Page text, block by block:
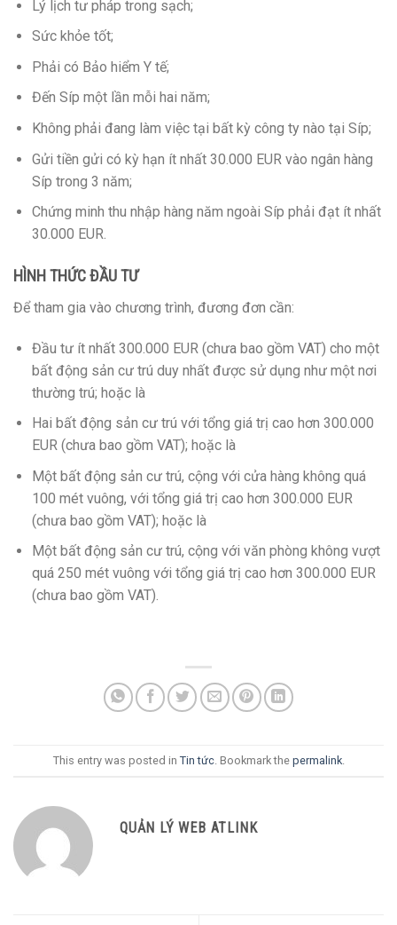
Lý lịch tư pháp trong sạch;
Sức khỏe tốt;
Phải có Bảo hiểm Y tế;
Đến Síp một lần mỗi hai năm;
Không phải đang làm việc tại bất kỳ công ty nào tại Síp;
Gửi tiền gửi có kỳ hạn ít nhất 30.000 EUR vào ngân hàng
Síp trong 3 năm;
Chứng minh thu nhập hàng năm ngoài Síp phải đạt ít nhất
30.000 EUR.
HÌNH THỨC ĐẦU TƯ
Để tham gia vào chương trình, đương đơn cần:
Đầu tư ít nhất 300.000 EUR (chưa bao gồm VAT) cho một
bất động sản cư trú duy nhất được sử dụng như một nơi
thường trú; hoặc là
Hai bất động sản cư trú với tổng giá trị cao hơn 300.000
EUR (chưa bao gồm VAT); hoặc là
Một bất động sản cư trú, cộng với cửa hàng không quá
100 mét vuông, với tổng giá trị cao hơn 300.000 EUR
(chưa bao gồm VAT); hoặc là
Một bất động sản cư trú, cộng với văn phòng không vượt
quá 250 mét vuông với tổng giá trị cao hơn 300.000 EUR
(chưa bao gồm VAT).
This entry was posted in Tin tức. Bookmark the permalink.
QUẢN LÝ WEB ATLINK